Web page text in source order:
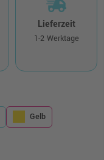
Lieferzeit
1-2 Werktage
Gelb